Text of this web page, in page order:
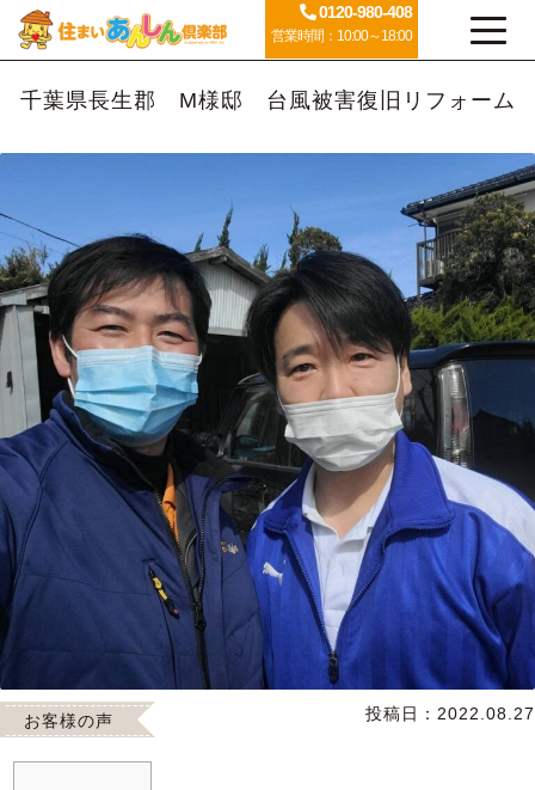
0120-980-408
営業時間：10:00～18:00
千葉県長生郡 M様邸 台風被害復旧リフォーム
お客様の声 投稿日： 2022.08.27